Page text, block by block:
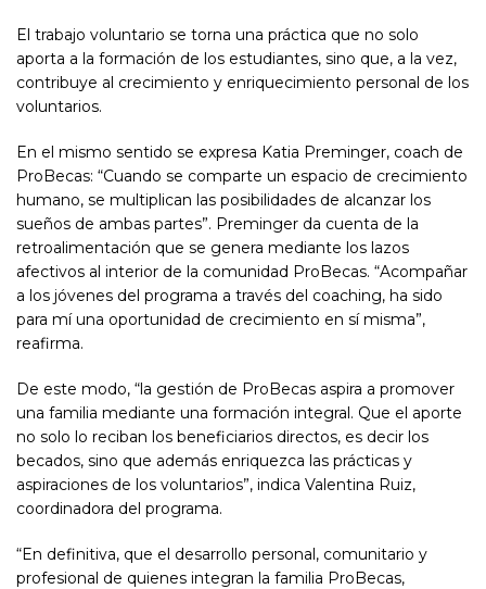
El trabajo voluntario se torna una práctica que no solo
aporta a la formación de los estudiantes, sino que, a la vez,
contribuye al crecimiento y enriquecimiento personal de los
voluntarios.
En el mismo sentido se expresa Katia Preminger, coach de
ProBecas: “Cuando se comparte un espacio de crecimiento
humano, se multiplican las posibilidades de alcanzar los
sueños de ambas partes”. Preminger da cuenta de la
retroalimentación que se genera mediante los lazos
afectivos al interior de la comunidad ProBecas. “Acompañar
a los jóvenes del programa a través del coaching, ha sido
para mí una oportunidad de crecimiento en sí misma”,
reafirma.
De este modo, “la gestión de ProBecas aspira a promover
una familia mediante una formación integral. Que el aporte
no solo lo reciban los beneficiarios directos, es decir los
becados, sino que además enriquezca las prácticas y
aspiraciones de los voluntarios”, indica Valentina Ruiz,
coordinadora del programa.
“En definitiva, que el desarrollo personal, comunitario y
profesional de quienes integran la familia ProBecas,